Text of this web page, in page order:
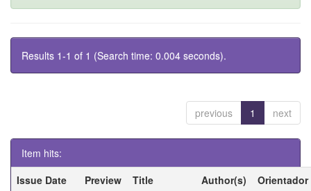
Results 1-1 of 1 (Search time: 0.004 seconds).
previous 1 next
Item hits:
Issue Date
Preview Title Author(s)
Orientador